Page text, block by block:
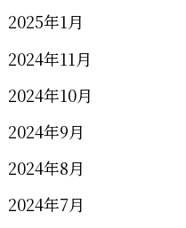
2025年1月
2024年11月
2024年10月
2024年9月
2024年8月
2024年7月